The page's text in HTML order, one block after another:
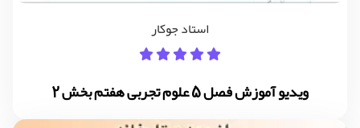
استاد جوکار
ویدیو آموزش فصل 5 علوم تجربی هفتم بخش 2